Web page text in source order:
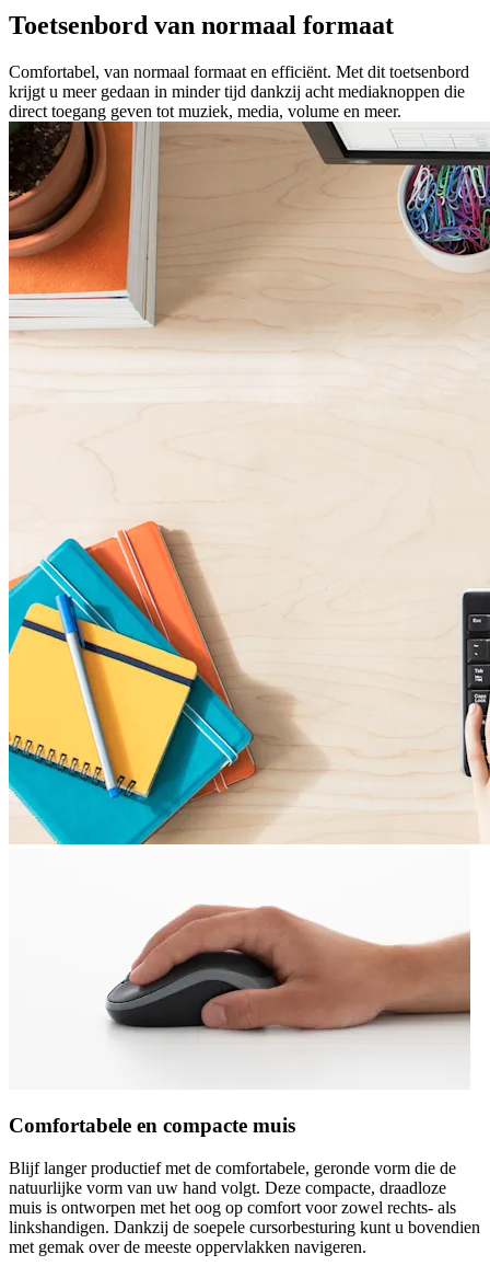
Toetsenbord van normaal formaat
Comfortabel, van normaal formaat en efficiënt. Met dit toetsenbord
krijgt u meer gedaan in minder tijd dankzij acht mediaknoppen die
direct toegang geven tot muziek, media, volume en meer.
Comfortabele en compacte muis
Blijf langer productief met de comfortabele, geronde vorm die de
natuurlijke vorm van uw hand volgt. Deze compacte, draadloze
muis is ontworpen met het oog op comfort voor zowel rechts- als
linkshandigen. Dankzij de soepele cursorbesturing kunt u bovendien
met gemak over de meeste oppervlakken navigeren.